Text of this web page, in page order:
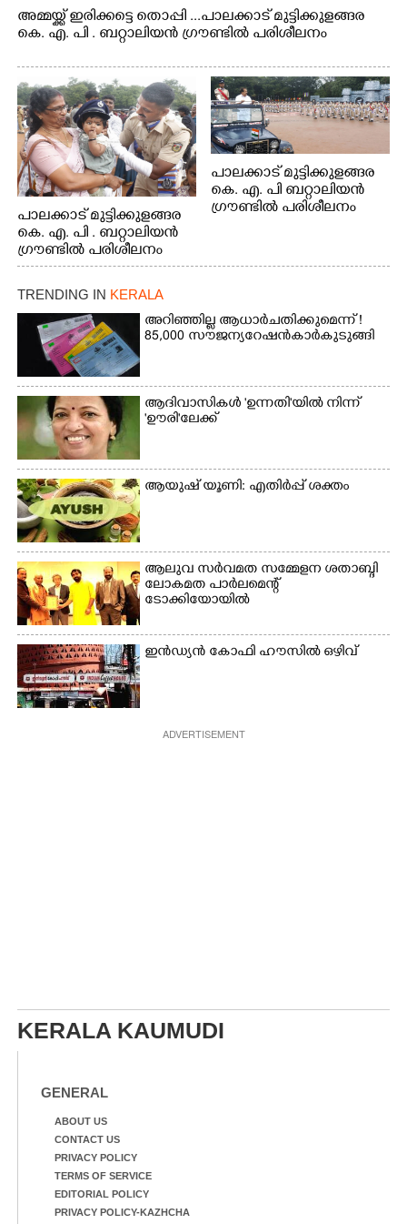
അമ്മയ്ക്ക് ഇരിക്കട്ടെ തൊപ്പി ...പാലക്കാട് മുട്ടിക്കുളങ്ങര
കെ. എ. പി . ബറ്റാലിയൻ ഗ്രൗണ്ടിൽ പരിശീലനം
പാലക്കാട് മുട്ടിക്കുളങ്ങര
കെ. എ. പി . ബറ്റാലിയൻ
ഗ്രൗണ്ടിൽ പരിശീലനം
പാലക്കാട് മുട്ടിക്കുളങ്ങര
കെ. എ. പി ബറ്റാലിയൻ
ഗ്രൗണ്ടിൽ പരിശീലനം
TRENDING IN KERALA
അറിഞ്ഞില്ല ആധാർ ചതിക്കുമെന്ന് !
85,000 സൗജന്യ റേഷൻകാർ കുടുങ്ങി
ആദിവാസികൾ 'ഉന്നതി'യിൽ നിന്ന്
'ഊരി'ലേക്ക്
ആയുഷ് യൂണി: എതിർപ്പ് ശക്തം
ആലുവ സർവമത സമ്മേളന ശതാബ്ദി
ലോകമത പാർലമെന്റ്
ടോക്കിയോയിൽ
ഇൻഡ്യൻ കോഫി ഹൗസിൽ ഒഴിവ്
ADVERTISEMENT
KERALA KAUMUDI
GENERAL
ABOUT US
CONTACT US
PRIVACY POLICY
TERMS OF SERVICE
EDITORIAL POLICY
PRIVACY POLICY-KAZHCHA